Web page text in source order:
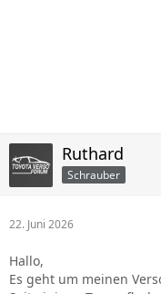
Ruthard
Schrauber
22. Juni 2026
Hallo,
Es geht um meinen